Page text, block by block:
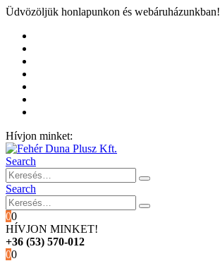
Üdvözöljük honlapunkon és webáruházunkban!
Hívjon minket:
Search
Search
00
HÍVJON MINKET!
+36 (53) 570-012
00